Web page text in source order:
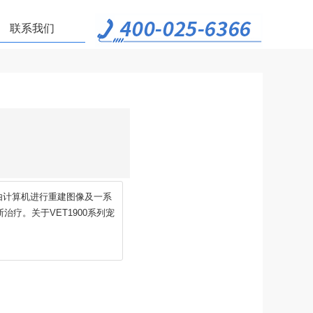
联系我们
算机进行重建图像及一系
疗。关于VET1900系列宠